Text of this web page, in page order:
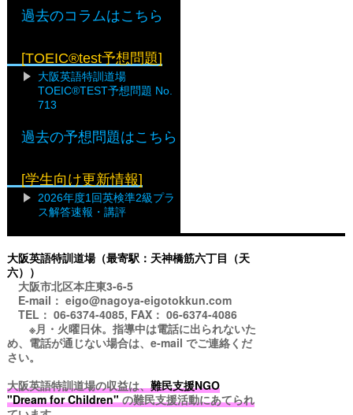
過去のコラムはこちら
[TOEIC®test予想問題]
大阪英語特訓道場
TOEIC®TEST予想問題 No.
713
過去の予想問題はこちら
[学生向け更新情報]
2026年度1回英検準2級プラ
ス解答速報・講評
大阪英語特訓道場（最寄駅：天神橋筋六丁目（天
六））
大阪市北区本庄東3-6-5
E-mail： eigo@nagoya-eigotokkun.com
TEL： 06-6374-4085, FAX： 06-6374-4086
※月・火曜日休。指導中は電話に出られないた
め、電話が通じない場合は、e-mail でご連絡くだ
さい。
大阪英語特訓道場の収益は、難民支援NGO
"Dream for Children"の難民支援活動にあてられ